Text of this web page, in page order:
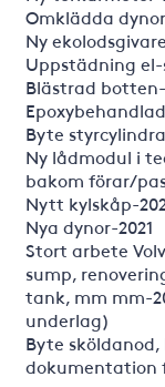
Omklädda
Ny
Uppstädning
Blästrad
Byte
Ny lådmodul i
bakom förar/
Nytt kylskåp-
Nya dynor-2021
Stort arbete
sump,
tank, mm mm-
underlag)
Byte
dokumentation